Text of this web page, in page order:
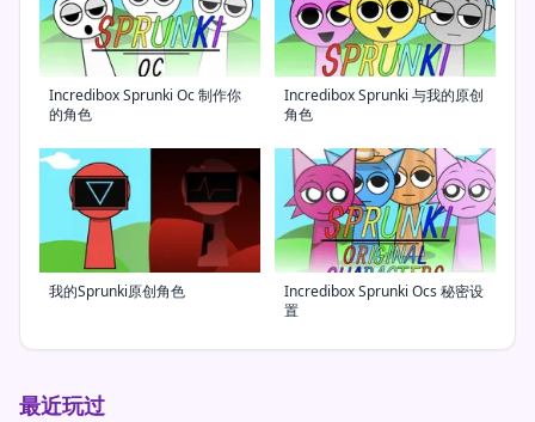
Incredibox Sprunki Oc 制作你
的角色
Incredibox Sprunki 与我的原创
角色
我的Sprunki原创角色
Incredibox Sprunki Ocs 秘密设
置
最近玩过